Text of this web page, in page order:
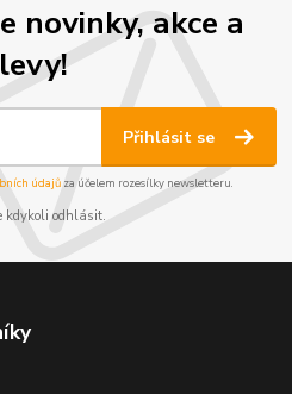
novinky, akce a
Přihlásit se
údajůza účelem rozesílky newsletteru.
kdykoli odhlásit.